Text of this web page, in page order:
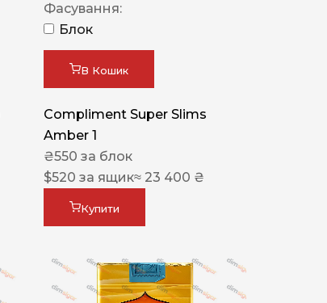
Фасування:
Блок
В Кошик
Compliment Super Slims
Amber 1
₴550 за блок
$520 за ящик≈ 23 400 ₴
Купити